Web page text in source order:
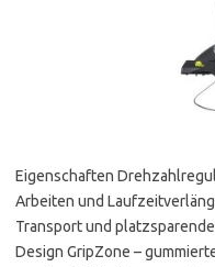
Eigenschaften
Arbeiten und
Transport und
Design GripZone –